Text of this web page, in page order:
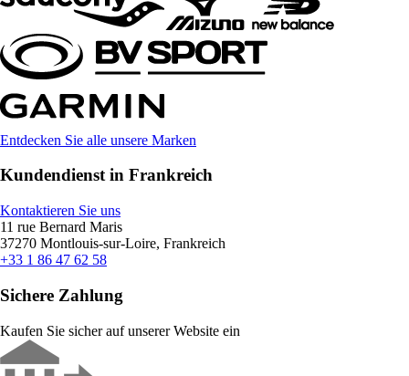
Entdecken Sie alle unsere Marken
Kundendienst in Frankreich
Kontaktieren Sie uns
11 rue Bernard Maris
37270 Montlouis-sur-Loire, Frankreich
+33 1 86 47 62 58
Sichere Zahlung
Kaufen Sie sicher auf unserer Website ein